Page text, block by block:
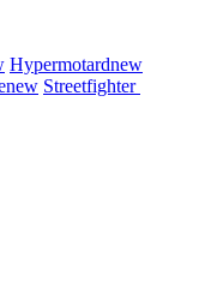
Hypermotardnew
new Streetfighter